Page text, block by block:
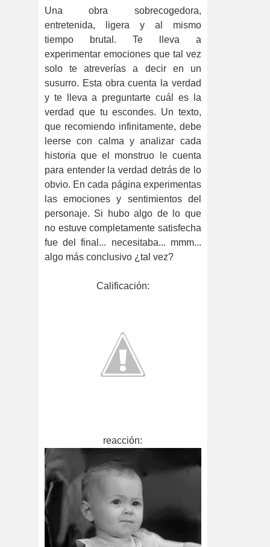
Una obra sobrecogedora,
entretenida, ligera y al mismo
tiempo brutal.
Te lleva a
experimentar emociones que tal vez
solo te atreverías a decir en un
susurro. Esta obra cuenta la verdad
y te lleva a preguntarte cuál es la
verdad que tu escondes. Un texto,
que recomiendo infinitamente, debe
leerse con calma y analizar cada
historia que el monstruo le cuenta
para entender la verdad detrás de lo
obvio. En cada página experimentas
las emociones y sentimientos del
personaje. Si hubo algo de lo que
no estuve completamente satisfecha
fue del final... necesitaba... mmm...
algo más conclusivo ¿tal vez?
Calificación:
reacción: